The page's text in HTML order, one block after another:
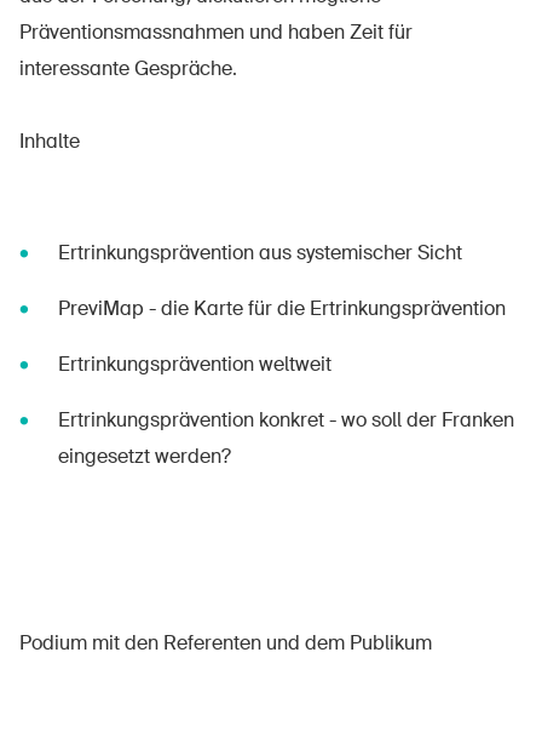
Präventionsmassnahmen und haben Zeit für
interessante Gespräche.
Inhalte
Ertrinkungsprävention aus systemischer Sicht
PreviMap - die Karte für die Ertrinkungsprävention
Ertrinkungsprävention weltweit
Ertrinkungsprävention konkret - wo soll der Franken
eingesetzt werden?
Podium mit den Referenten und dem Publikum